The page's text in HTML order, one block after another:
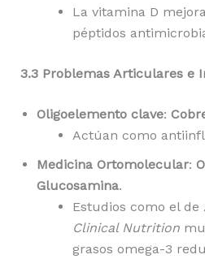
La vitamina D
péptidos
3.3 Problemas Articulares e
Oligoelemento clave:
Actúan como
Medicina Ortomolecular:
Glucosamina.
Estudios como el de
Clinical Nutrition
grasos omega-3